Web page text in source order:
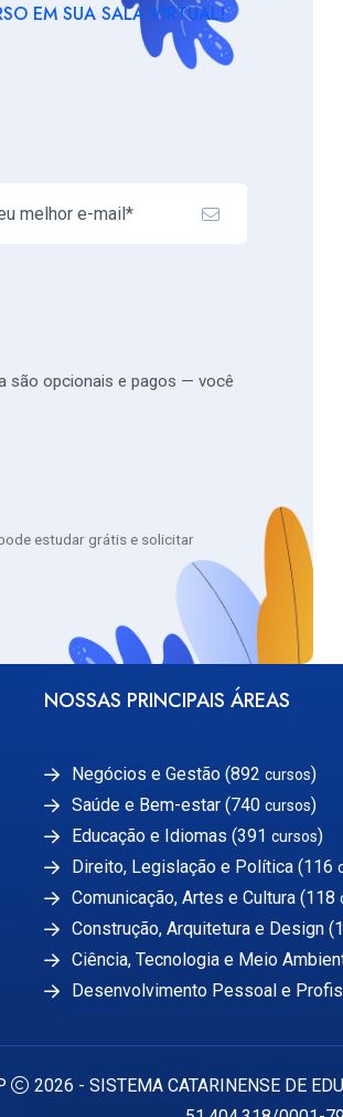
EM SUA SALA VIRTUAL!
são opcionais e pagos — você
estudar grátis e solicitar
NOSSAS PRINCIPAIS ÁREAS
Negócios e Gestão (892 cursos)
Saúde e Bem-estar (740 cursos)
Educação e Idiomas (391 cursos)
Direito, Legislação e Política (116
Comunicação, Artes e Cultura (118
Construção, Arquitetura e Design
Ciência, Tecnologia e Meio
Desenvolvimento Pessoal e
2026 - SISTEMA CATARINENSE DE